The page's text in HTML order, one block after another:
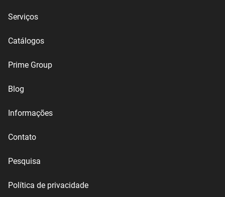
Serviços
Catálogos
Prime Group
Blog
Informações
Contato
Pesquisa
Política de privacidade